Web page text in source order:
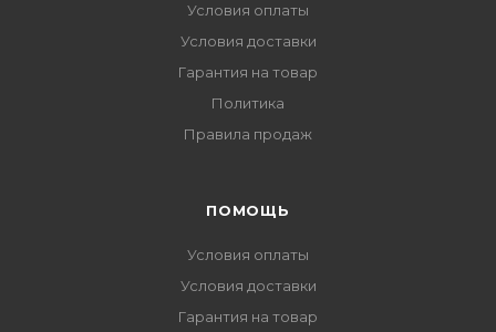
Условия оплаты
Условия доставки
Гарантия на товар
Политика
Правила продаж
ПОМОЩЬ
Условия оплаты
Условия доставки
Гарантия на товар